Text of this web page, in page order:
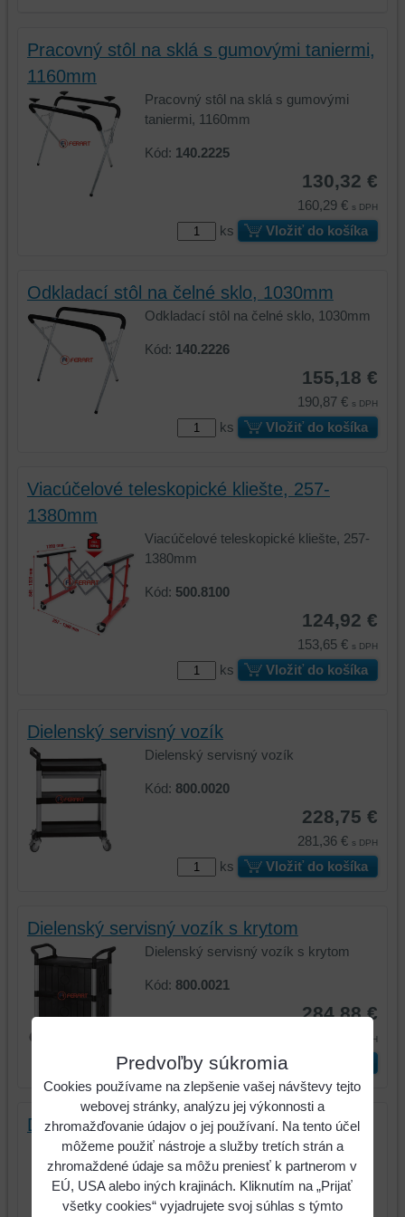
Pracovný stôl na sklá s gumovými taniermi,
1160mm
Pracovný stôl na sklá s gumovými
taniermi, 1160mm
Kód: 140.2225
130,32 €
160,29 € s DPH
ks Vložiť do košíka
Odkladací stôl na čelné sklo, 1030mm
Odkladací stôl na čelné sklo, 1030mm
Kód: 140.2226
155,18 €
190,87 € s DPH
ks Vložiť do košíka
Viacúčelové teleskopické kliešte, 257-
1380mm
Viacúčelové teleskopické kliešte, 257-
1380mm
Kód: 500.8100
124,92 €
153,65 € s DPH
ks Vložiť do košíka
Dielenský servisný vozík
Dielenský servisný vozík
Kód: 800.0020
228,75 €
281,36 € s DPH
ks Vložiť do košíka
Dielenský servisný vozík s krytom
Dielenský servisný vozík s krytom
Kód: 800.0021
284,88 €
s DPH
ks Vložiť do košíka
Dielenský servisný vozík s 2 zásuvkami
Dielenský servisný vozík s 2
zásuvkami
Kód:800.0030
Predvoľby súkromia
Cookies používame na zlepšenie vašej návštevy tejto
webovej stránky, analýzu jej výkonnosti a
zhromažďovanie údajov o jej používaní. Na tento účel
môžeme použiť nástroje a služby tretích strán a
zhromaždené údaje sa môžu preniesť k partnerom v
EÚ, USA alebo iných krajinách. Kliknutím na „Prijať
všetky cookies“ vyjadrujete svoj súhlas s týmto